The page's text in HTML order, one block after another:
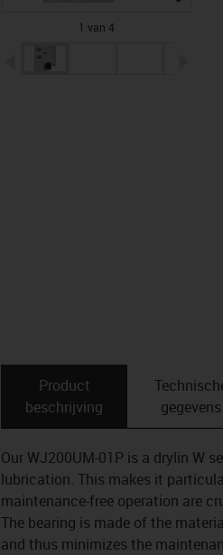
1 van 4
igus-icon-arrow-left
Product
beschrijving
gegevens
Our WJ200UM-01P is a drylin W
lubrication. This makes it
maintenance-free operation are
The bearing is made of the
and thus minimizes the